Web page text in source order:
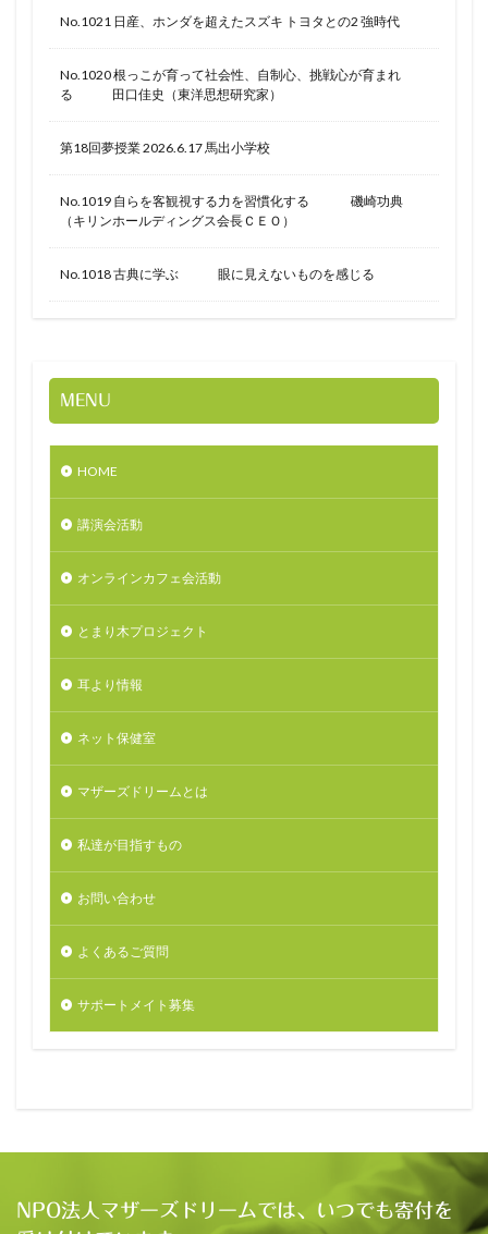
No.1021 日産、ホンダを超えたスズキ トヨタとの2 強時代
No.1020 根っこが育って社会性、自制心、挑戦心が育まれ
る 田口佳史（東洋思想研究家）
第18回夢授業 2026.6.17 馬出小学校
No.1019 自らを客観視する力を習慣化する 磯崎功典
（キリンホールディングス会長ＣＥＯ）
No.1018 古典に学ぶ 眼に見えないものを感じる
MENU
HOME
講演会活動
オンラインカフェ会活動
とまり木プロジェクト
耳より情報
ネット保健室
マザーズドリームとは
私達が目指すもの
お問い合わせ
よくあるご質問
サポートメイト募集
NPO法人マザーズドリームでは、いつでも寄付を